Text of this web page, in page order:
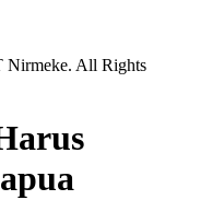
Nirmeke. All Rights